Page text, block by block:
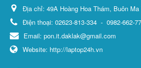
Địa chỉ: 49A Hoàng Hoa Thám, Buôn
Điện thoại: 02623-813-334 - 0982-662-
Email: pon.it.daklak@gmail.com
Website: http://laptop24h.vn